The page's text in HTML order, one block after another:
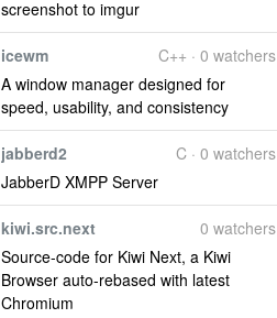
screenshot to imgur
C++ · 0 watchers
icewm
A window manager designed for
speed, usability, and consistency
C · 0 watchers
jabberd2
JabberD XMPP Server
0 watchers
kiwi.src.next
Source-code for Kiwi Next, a Kiwi
Browser auto-rebased with latest
Chromium